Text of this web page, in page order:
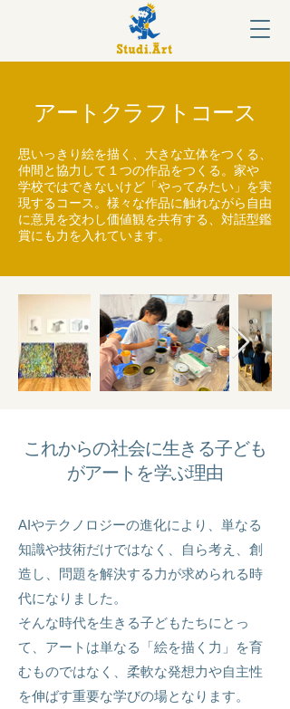
​アートクラフトコース
思いっきり絵を描く、大きな立体をつくる、
仲間と協力して１つの作品をつくる。家や
学校ではできないけど「やってみたい」を実
現するコース。様々な作品に触れながら自由
に意見を交わし価値観を共有する、対話型鑑
賞にも力を入れています。
これからの社会に生きる子ども
がアートを学ぶ理由
AIやテクノロジーの進化により、単なる
知識や技術だけではなく、自ら考え、創
造し、問題を解決する力が求められる時
代になりました。
そんな時代を生きる子どもたちにとっ
て、アートは単なる「絵を描く力」を育
むものではなく、柔軟な発想力や自主性
を伸ばす重要な学びの場となります。